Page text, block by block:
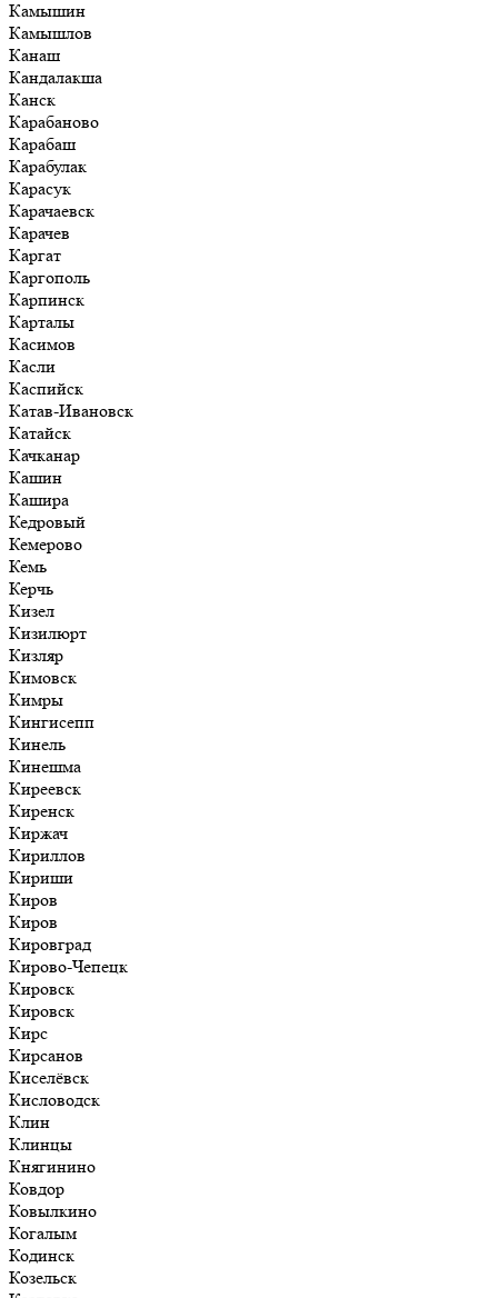
Камышин
Камышлов
Канаш
Кандалакша
Канск
Карабаново
Карабаш
Карабулак
Карасук
Карачаевск
Карачев
Каргат
Каргополь
Карпинск
Карталы
Касимов
Касли
Каспийск
Катав-Ивановск
Катайск
Качканар
Кашин
Кашира
Кедровый
Кемерово
Кемь
Керчь
Кизел
Кизилюрт
Кизляр
Кимовск
Кимры
Кингисепп
Кинель
Кинешма
Киреевск
Киренск
Киржач
Кириллов
Кириши
Киров
Киров
Кировград
Кирово-Чепецк
Кировск
Кировск
Кирс
Кирсанов
Киселёвск
Кисловодск
Клин
Клинцы
Княгинино
Ковдор
Ковылкино
Когалым
Кодинск
Козельск